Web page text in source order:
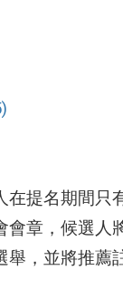
提名期間只
章，候選人
舉，並將推薦